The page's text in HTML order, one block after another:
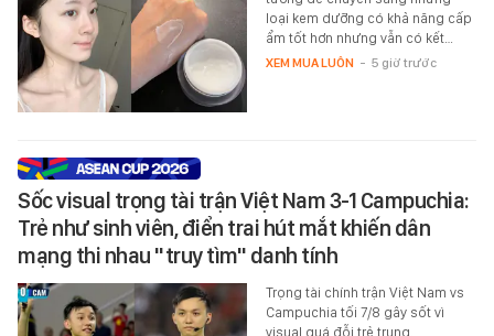
loại kem dưỡng có khả năng cấp
ẩm tốt hơn nhưng vẫn có kết…
XEM MUA LUÔN - 5 giờ trước
Sốc visual trọng tài trận Việt Nam 3-1 Campuchia:
Trẻ như sinh viên, điển trai hút mắt khiến dân
mạng thi nhau "truy tìm" danh tính
Trọng tài chính trận Việt Nam vs
Campuchia tối 7/8 gây sốt vì
visual quá đỗi trẻ trung.